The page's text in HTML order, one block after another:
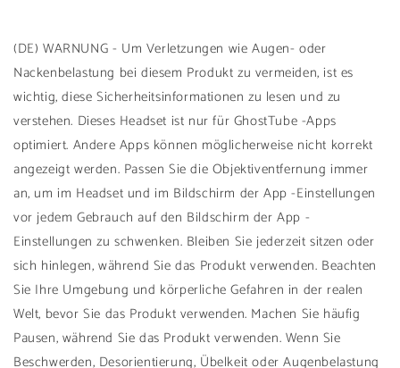
(DE) WARNUNG - Um Verletzungen wie Augen- oder
Nackenbelastung bei diesem Produkt zu vermeiden, ist es
wichtig, diese Sicherheitsinformationen zu lesen und zu
verstehen. Dieses Headset ist nur für GhostTube -Apps
optimiert. Andere Apps können möglicherweise nicht korrekt
angezeigt werden. Passen Sie die Objektiventfernung immer
an, um im Headset und im Bildschirm der App -Einstellungen
vor jedem Gebrauch auf den Bildschirm der App -
Einstellungen zu schwenken. Bleiben Sie jederzeit sitzen oder
sich hinlegen, während Sie das Produkt verwenden. Beachten
Sie Ihre Umgebung und körperliche Gefahren in der realen
Welt, bevor Sie das Produkt verwenden. Machen Sie häufig
Pausen, während Sie das Produkt verwenden. Wenn Sie
Beschwerden, Desorientierung, Übelkeit oder Augenbelastung